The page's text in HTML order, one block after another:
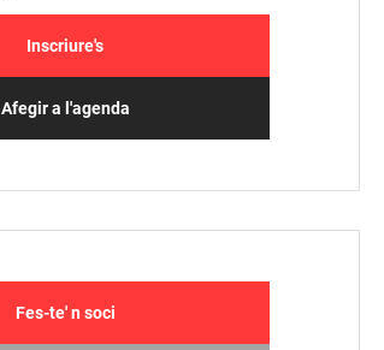
Inscriure's
Afegir a l'agenda
Fes-te' n soci